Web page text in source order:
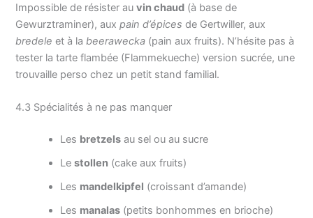
Impossible de résister auvin chaud (à base de
Gewurztraminer), auxpain d’épices de Gertwiller, aux
bredele et à labeerawecka (pain aux fruits). N’hésite pas à
tester la tarte flambée (Flammekueche) version sucrée, une
trouvaille perso chez un petit stand familial.
4.3 Spécialités à ne pas manquer
Les bretzels au sel ou au sucre
Lestollen (cake aux fruits)
Les mandelkipfel (croissant d’amande)
Les manalas (petits bonhommes en brioche)